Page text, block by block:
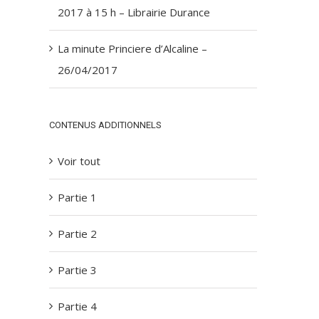
2017 à 15 h – Librairie Durance
La minute Princiere d’Alcaline –
26/04/2017
CONTENUS ADDITIONNELS
Voir tout
Partie 1
Partie 2
Partie 3
Partie 4